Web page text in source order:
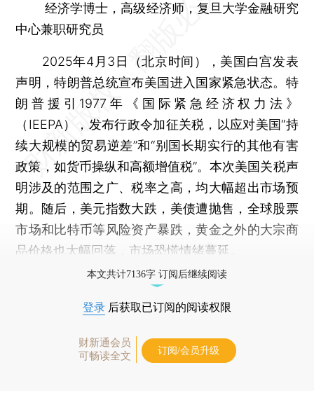
经济学博士，高级经济师，复旦大学金融研究
中心兼职研究员
2025年4月3日（北京时间），美国白宫发表
声明，特朗普总统宣布美国进入国家紧急状态。特
朗普援引1977年《国际紧急经济权力法》
（IEEPA），发布行政令加征关税，以应对美国“持
续大规模的贸易逆差”和“别国长期实行的其他有害
政策，如货币操纵和高额增值税”。本次美国关税声
明涉及的范围之广、税率之高，均大幅超出市场预
期。随后，美元指数大跌，美债遭抛售，全球股票
市场和比特币等风险资产暴跌，黄金之外的大宗商
品价格也大幅回落，市场恐慌情绪蔓延。
本文共计7136字 订阅后继续阅读
登录 后获取已订阅的阅读权限
财新通会员
可畅读全文
订阅/会员升级